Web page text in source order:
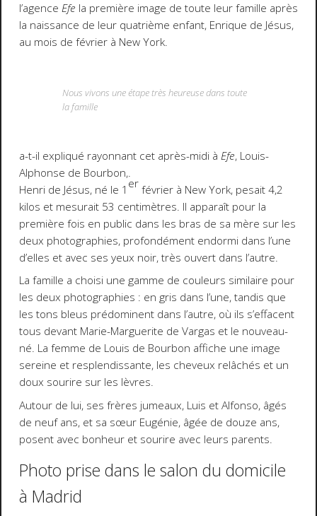
l’agence Efe la première image de toute leur famille après
la naissance de leur quatrième enfant, Enrique de Jésus,
au mois de février à New York.
Nous vivons une étape très heureuse dans toute
la famille
a-t-il expliqué rayonnant cet après-midi à Efe, Louis-
Alphonse de Bourbon,.
Henri de Jésus, né le 1 erfévrier à New York, pesait 4,2
kilos et mesurait 53 centimètres. Il apparaît pour la
première fois en public dans les bras de sa mère sur les
deux photographies, profondément endormi dans l’une
d’elles et avec ses yeux noir, très ouvert dans l’autre.
La famille a choisi une gamme de couleurs similaire pour
les deux photographies : en gris dans l’une, tandis que
les tons bleus prédominent dans l’autre, où ils s’effacent
tous devant Marie-Marguerite de Vargas et le nouveau-
né. La femme de Louis de Bourbon affiche une image
sereine et resplendissante, les cheveux relâchés et un
doux sourire sur les lèvres.
Autour de lui, ses frères jumeaux, Luis et Alfonso, âgés
de neuf ans, et sa sœur Eugénie, âgée de douze ans,
posent avec bonheur et sourire avec leurs parents.
Photo prise dans le salon du domicile
à Madrid